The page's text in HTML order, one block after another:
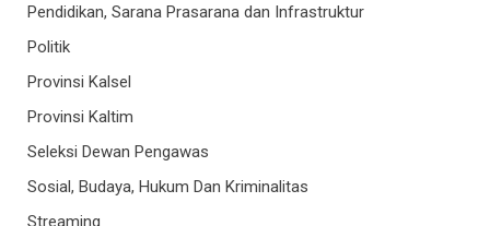
Pendidikan, Sarana Prasarana dan Infrastruktur
Politik
Provinsi Kalsel
Provinsi Kaltim
Seleksi Dewan Pengawas
Sosial, Budaya, Hukum Dan Kriminalitas
Streaming